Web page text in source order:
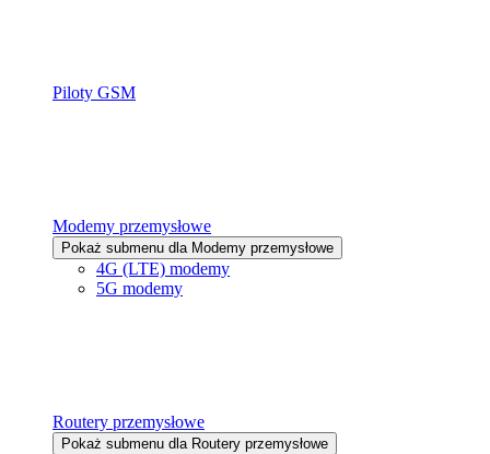
Piloty GSM
Modemy przemysłowe
Pokaż submenu dla Modemy przemysłowe
4G (LTE) modemy
5G modemy
Routery przemysłowe
Pokaż submenu dla Routery przemysłowe